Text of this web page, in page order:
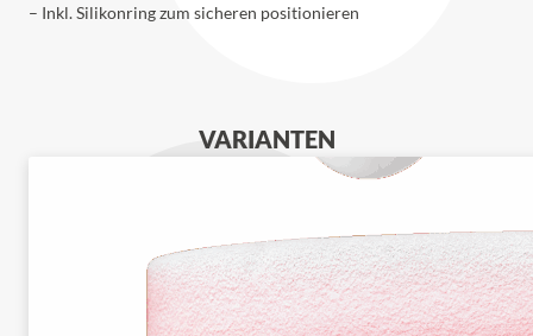
– Inkl. Silikonring zum sicheren positionieren
VARIANTEN